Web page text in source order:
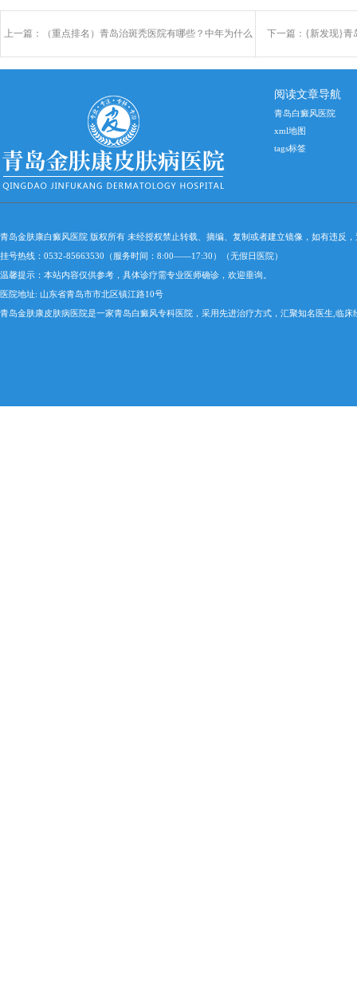
上一篇： （重点排名）青岛治斑秃医院有哪些？中年为什么 下一篇： {新发现}青
阅读文章导航
青岛白癜风医院
xml地图
tags标签
青岛金肤康白癜风医院 版权所有 未经授权禁止转载、摘编、复制或者建立镜像，如有违反
挂号热线：0532-85663530（服务时间：8:00——17:30）（无假日医院）
温馨提示：本站内容仅供参考，具体诊疗需专业医师确诊，欢迎垂询。
医院地址: 山东省青岛市市北区镇江路10号
青岛金肤康皮肤病医院是一家青岛白癜风专科医院，采用先进治疗方式，汇聚知名医生,临床